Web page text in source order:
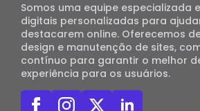
Somos uma equipe especializada
digitais personalizadas para
destacarem online. Oferecemos
design e manutenção de sites,
contínuo para garantir o melhor
experiência para os usuários.